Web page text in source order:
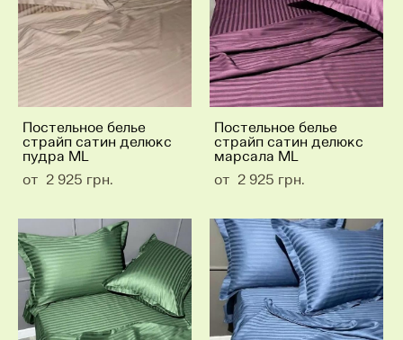
Постельное белье
страйп сатин делюкс
пудра ML
от 2 925 грн.
Постельное белье
страйп сатин делюкс
марсала ML
от 2 925 грн.